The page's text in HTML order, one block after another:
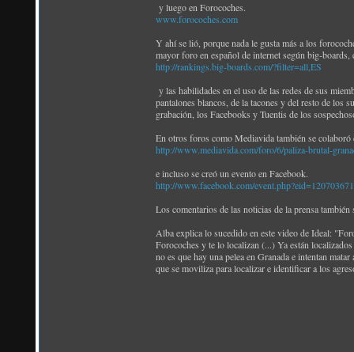
y luego en Forocoches.
www.forocoches.com
Y ahí se lió, porque nada le gusta más a los
mayor foro en español de internet según big-
http://rankings.big-boards.com/?filter=all,ES
y las habilidades en el uso de las redes de sus
pantalones blancos, de la tacones y del resto de los
grabación, los Facebooks y Tuentis de los
En otros foros como Mediavida también se colaboró
http://www.mediavida.com/foro/6/paliza-brutal-
e incluso se creó un evento en Facebook.
http://www.facebook.com/
Los comentarios de las noticias de la prensa
Alba explica lo sucedido en este video de Ideal:
Forocoches y te lo localizan (...) Ya están
no es que hay una pelea en Granada e intentan
que se moviliza para localizar e identificar a los